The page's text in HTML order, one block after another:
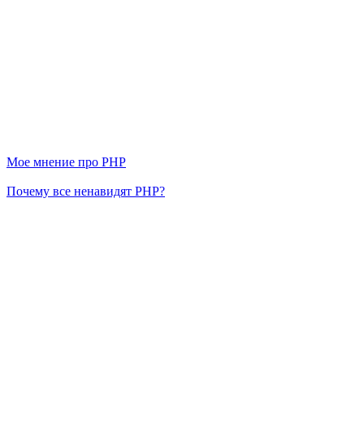
Мое мнение про PHP
Почему все ненавидят PHP?